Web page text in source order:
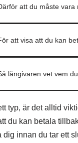
att du måste vara
att visa att du kan
långivaren vet vem
typ, är det alltid
du kan betala
innan du tar ett